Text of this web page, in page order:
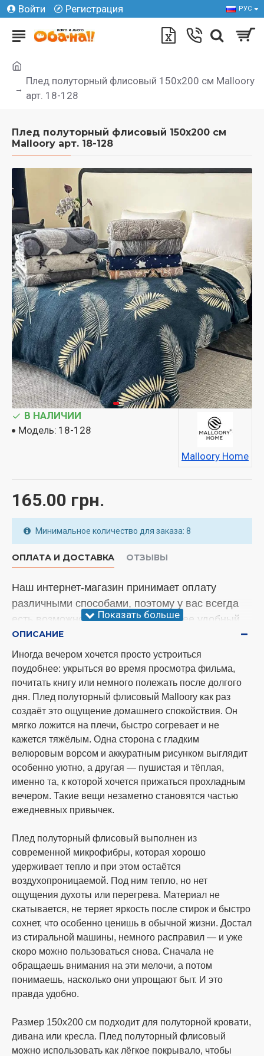
Войти Регистрация РУС
Плед полуторный флисовый 150х200 см Malloory
арт. 18-128
Плед полуторный флисовый 150х200 см
Malloory арт. 18-128
165.00 грн.
В НАЛИЧИИ
Модель: 18-128
Malloory Home
Минимальное количество для заказа: 8
ОПЛАТА И ДОСТАВКА ОТЗЫВЫ
Наш интернет-магазин принимает оплату
различными способами, поэтому у вас всегда
есть возможность выбрать наиболее удобный
вариант. Менеджер уточнит этот вопрос во
время подтверждающего звонка.
Внимание! У нас произошли изменения
относительно отправки товара. Мы теперь
отправляем заказы три раза в неделю, а
именно понедельник, среда и суббота. Спасибо
за понимание!
Способы оплаты
оплата наличными при самовывозе по
адресу г. Одесса рынок 7км;
оплата банковским или почтовым
переводом;
расчет с помощью карты Приватбанка;
расчет при получении на почте.
(наложенный платёж с предоплатой 10%
от суммы заказа, но не менее 200 грн.)
Мы заботимся о своих клиентах, поэтому наш
менеджер поможет вам подобрать удобный
способ оплаты и уточнит все необходимые
реквизиты. При подтверждении и оплате
заказов до 14:00 отправка в тот же день,
остальные на следующий день.
ОПИСАНИЕ
Иногда вечером хочется просто устроиться
поудобнее: укрыться во время просмотра фильма,
почитать книгу или немного полежать после долгого
дня. Плед полуторный флисовый Malloory как раз
создаёт это ощущение домашнего спокойствия. Он
мягко ложится на плечи, быстро согревает и не
кажется тяжёлым. Одна сторона с гладким
велюровым ворсом и аккуратным рисунком выглядит
особенно уютно, а другая — пушистая и тёплая,
именно та, к которой хочется прижаться прохладным
вечером. Такие вещи незаметно становятся частью
ежедневных привычек.
Плед полуторный флисовый выполнен из
современной микрофибры, которая хорошо
удерживает тепло и при этом остаётся
воздухопроницаемой. Под ним тепло, но нет
ощущения духоты или перегрева. Материал не
скатывается, не теряет яркость после стирок и быстро
сохнет, что особенно ценишь в обычной жизни. Достал
из стиральной машины, немного расправил — и уже
скоро можно пользоваться снова. Сначала не
обращаешь внимания на эти мелочи, а потом
понимаешь, насколько они упрощают быт. И это
правда удобно.
Размер 150х200 см подходит для полуторной кровати,
дивана или кресла. Плед полуторный флисовый
можно использовать как лёгкое покрывало, чтобы